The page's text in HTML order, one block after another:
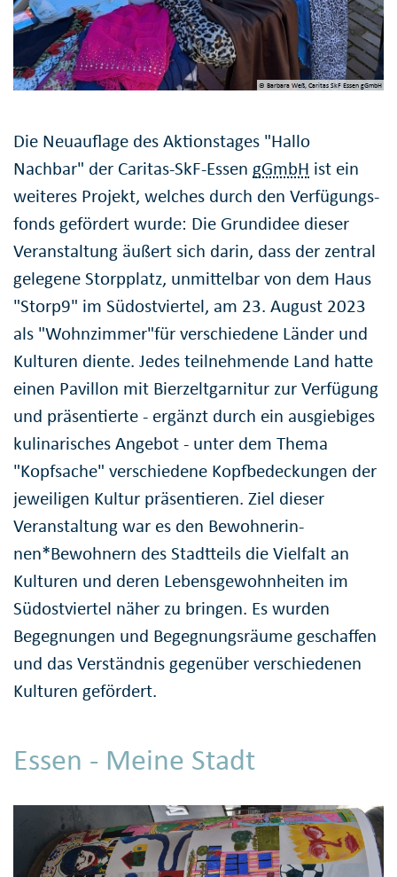
© Barbara Weß, Caritas SkF Essen gGmbH
Die Neuauflage des Aktions­tages "Hallo
Nachbar" der Caritas-SkF-Essen gGmbH ist ein
weiteres Projekt, welches durch den Verfügungs­
fonds gefördert wurde: Die Grundidee dieser
Veranstaltung äußert sich darin, dass der zentral
gelegene Storpplatz, unmittelbar von dem Haus
"Storp9" im Südostviertel, am 23. August 2023
als "Wohnzimmer"für verschiedene Länder und
Kulturen diente. Jedes teilneh­mende Land hatte
einen Pavillon mit Bierzelt­garnitur zur Verfügung
und präsentierte - ergänzt durch ein ausgiebiges
kulinarisches Angebot - unter dem Thema
"Kopfsache" verschiedene Kopf­bedeckun­gen der
jeweiligen Kultur präsentieren. Ziel dieser
Veranstaltung war es den Bewohnerin­
nen*Bewohnern des Stadtteils die Vielfalt an
Kulturen und deren Lebens­gewohn­heiten im
Südostviertel näher zu bringen. Es wurden
Begegnungen und Begeg­nungs­räume geschaffen
und das Verständnis gegenüber verschiedenen
Kulturen gefördert.
Essen - Meine Stadt